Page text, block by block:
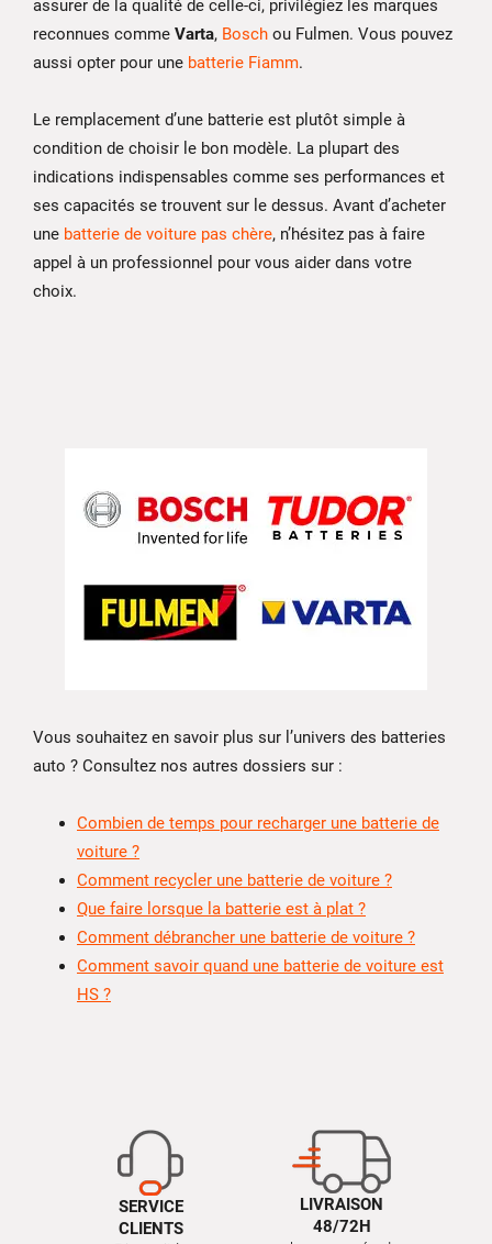
assurer de la qualité de celle-ci, privilégiez les marques
reconnues comme Varta, Bosch ou Fulmen. Vous pouvez
aussi opter pour une batterie Fiamm.
Le remplacement d’une batterie est plutôt simple à
condition de choisir le bon modèle. La plupart des
indications indispensables comme ses performances et
ses capacités se trouvent sur le dessus. Avant d’acheter
une batterie de voiture pas chère, n’hésitez pas à faire
appel à un professionnel pour vous aider dans votre
choix.
Vous souhaitez en savoir plus sur l’univers des batteries
auto ? Consultez nos autres dossiers sur :
Combien de temps pour recharger une batterie de
voiture ?
Comment recycler une batterie de voiture ?
Que faire lorsque la batterie est à plat ?
Comment débrancher une batterie de voiture ?
Comment savoir quand une batterie de voiture est
HS ?
SERVICE
CLIENTS
LIVRAISON
48/72H